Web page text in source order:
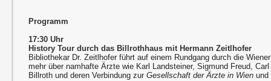
Programm
17:30 Uhr
History Tour durch das Billrothhaus mit Hermann Zeitlhofer
Bibliothekar Dr. Zeitlhofer führt auf einem Rundgang durch die
mehr über namhafte Ärzte wie Karl Landsteiner, Sigmund Freud,
Billroth und deren Verbindung zurGesellschaft der Ärzte in Wien und